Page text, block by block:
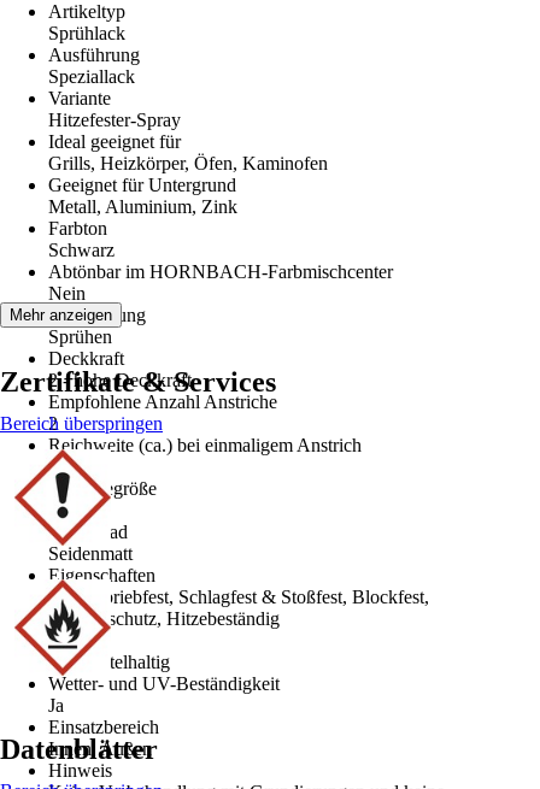
Artikeltyp
Sprühlack
Ausführung
Speziallack
Variante
Hitzefester-Spray
Ideal geeignet für
Grills, Heizkörper, Öfen, Kaminofen
Geeignet für Untergrund
Metall, Aluminium, Zink
Farbton
Schwarz
Abtönbar im HORNBACH-Farbmischcenter
Nein
Verarbeitung
Sprühen
Deckkraft
2 - hohe Deckkraft
Empfohlene Anzahl Anstriche
2
Reichweite (ca.) bei einmaligem Anstrich
1,5 m²/l
Gebindegröße
0,4 l
Glanzgrad
Seidenmatt
Eigenschaften
Hoch abriebfest, Schlagfest & Stoßfest, Blockfest,
Fleckenschutz, Hitzebeständig
Basis
Lösemittelhaltig
Wetter- und UV-Beständigkeit
Ja
Einsatzbereich
Innen, Außen
Hinweis
Mehr anzeigen
Zertifikate & Services
Bereich überspringen
Datenblätter